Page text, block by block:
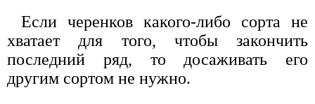
Если черенков какого-либо сорта не
хватает для того, чтобы закончить
последний ряд, то досаживать его
другим сортом не нужно.